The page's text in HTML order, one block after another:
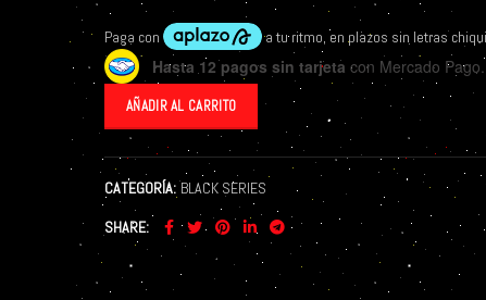
Hasta 12 pagos sin tarjeta con Mercado Pago.
AÑADIR AL CARRITO
CATEGORÍA: BLACK SERIES
SHARE